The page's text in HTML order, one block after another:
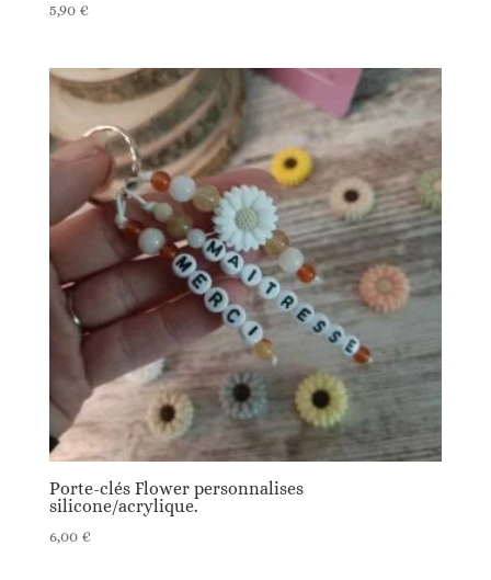
5,90 €
Porte-clés Flower personnalises
silicone/acrylique.
6,00 €